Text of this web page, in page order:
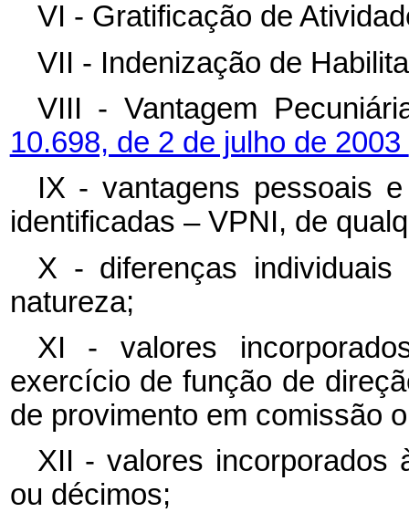
VI - Gratificação de
VII - Indenização de
VIII - Vantagem
10.698, de 2 de julho de 2003
IX - vantagens pessoais
identificadas – VPNI, de
X - diferenças
natureza;
XI - valores
exercício de função de
de provimento em comissão
XII - valores incorporados
ou décimos;